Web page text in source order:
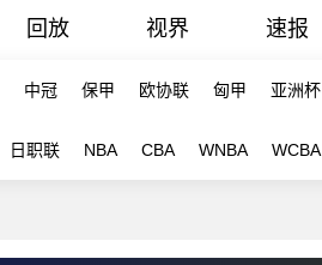
回放 视界 速报
中冠 保甲 欧协联 匈甲 亚洲杯
日职联 NBA CBA WNBA WCBA